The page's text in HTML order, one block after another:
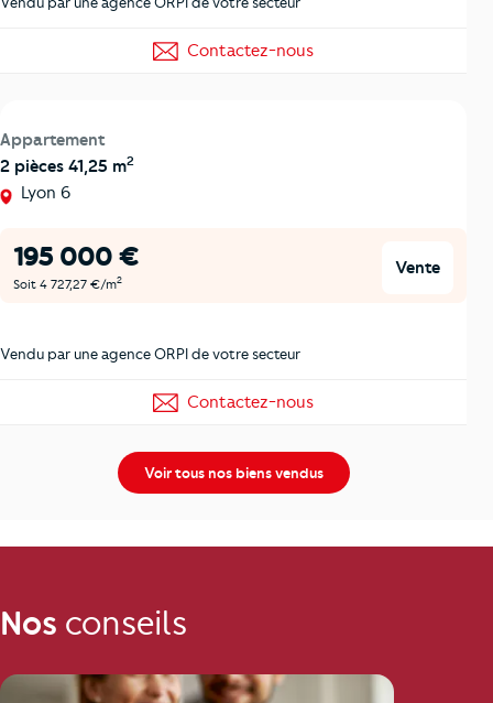
Contactez-nous
Appartement
2 pièces 41,25 m2
Lyon 6
195 000 €
Soit 4 727,27 €/m2
Vente
Vendu par une agence ORPI de votre secteur
Contactez-nous
Voir tous nos biens vendus
Nos conseils